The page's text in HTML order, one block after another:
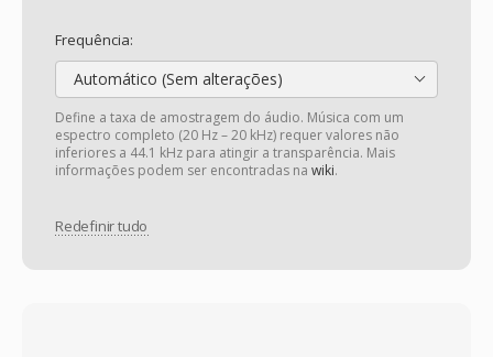
Frequência:
Automático (Sem alterações)
Define a taxa de amostragem do áudio. Música com um
espectro completo (20 Hz – 20 kHz) requer valores não
inferiores a 44.1 kHz para atingir a transparência. Mais
informações podem ser encontradas na wiki.
Redefinir tudo